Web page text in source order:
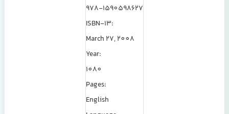
978-1590598627
ISBN-13:
March 27, 2008
Year:
1080
Pages:
English